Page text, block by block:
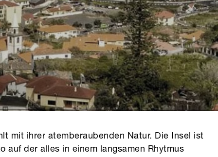
mit ihrer atemberaubenden Natur. Die Insel ist
auf der alles in einem langsamen Rhytmus